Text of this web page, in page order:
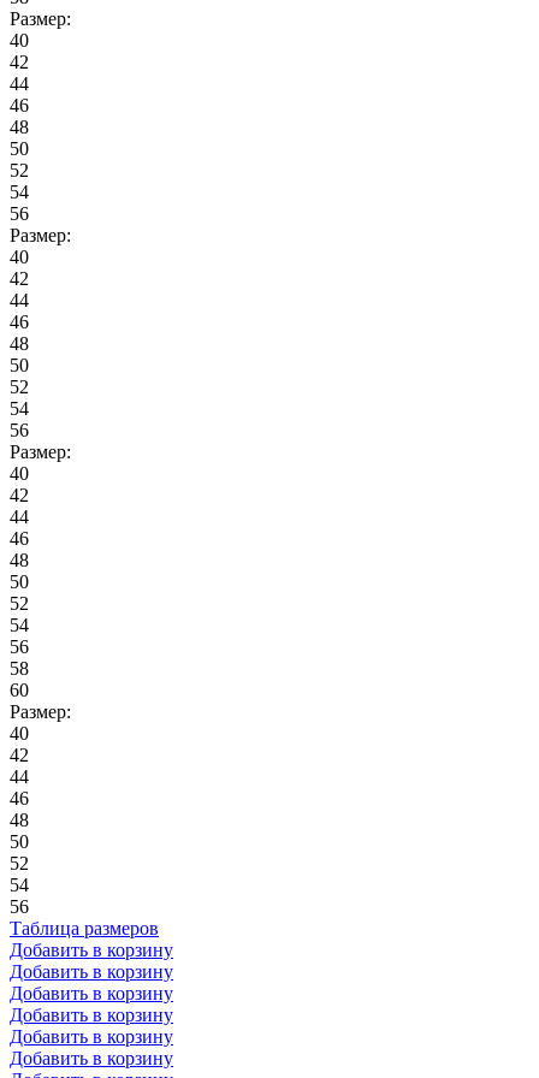
Размер:
40
42
44
46
48
50
52
54
56
Размер:
40
42
44
46
48
50
52
54
56
Размер:
40
42
44
46
48
50
52
54
56
58
60
Размер:
40
42
44
46
48
50
52
54
56
Таблица размеров
Добавить в корзину
Добавить в корзину
Добавить в корзину
Добавить в корзину
Добавить в корзину
Добавить в корзину